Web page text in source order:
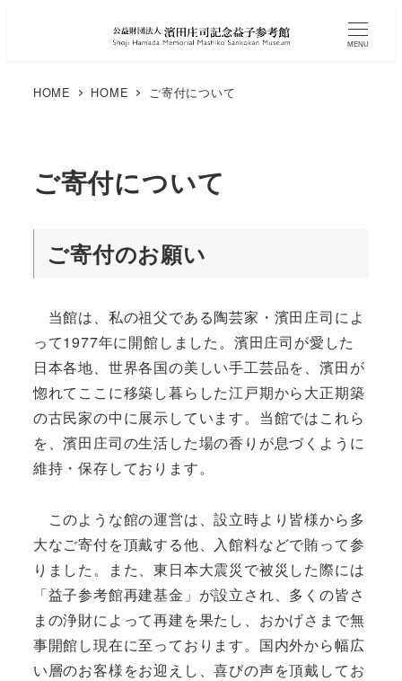
MENU
HOME HOME ご寄付について
ご寄付について
ご寄付のお願い
当館は、私の祖父である陶芸家・濱田庄司によ
って1977年に開館しました。濱田庄司が愛した
日本各地、世界各国の美しい手工芸品を、濱田が
惚れてここに移築し暮らした江戸期から大正期築
の古民家の中に展示しています。当館ではこれら
を、濱田庄司の生活した場の香りが息づくように
維持・保存しております。
このような館の運営は、設立時より皆様から多
大なご寄付を頂戴する他、入館料などで賄って参
りました。また、東日本大震災で被災した際には
「益子参考館再建基金」が設立され、多くの皆さ
まの浄財によって再建を果たし、おかげさまで無
事開館し現在に至っております。国内外から幅広
い層のお客様をお迎えし、喜びの声を頂戴してお